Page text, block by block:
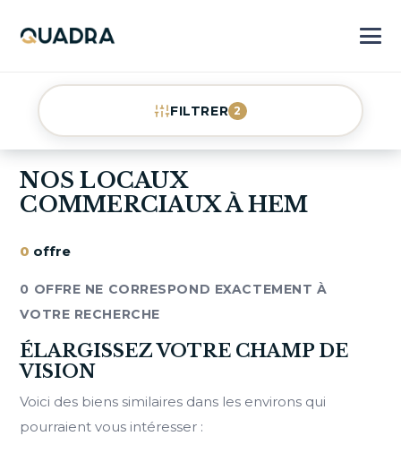
FILTRER 2
NOS LOCAUX
COMMERCIAUX À HEM
0 offre
0 OFFRE NE CORRESPOND EXACTEMENT À
VOTRE RECHERCHE
ÉLARGISSEZ VOTRE CHAMP DE
VISION
Voici des biens similaires dans les environs qui
pourraient vous intéresser :